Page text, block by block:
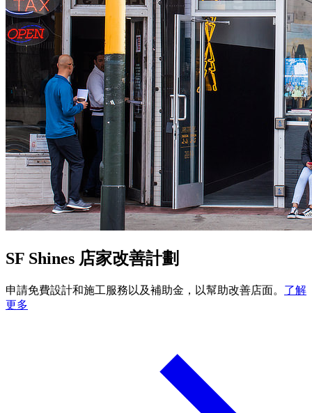
SF Shines 店家改善計劃
申請免費設計和施工服務以及補助金，以幫助改善店面。 了解
更多